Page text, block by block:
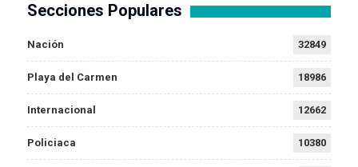
Secciones Populares
Nación 32849
Playa del Carmen 18986
Internacional 12662
Policiaca 10380